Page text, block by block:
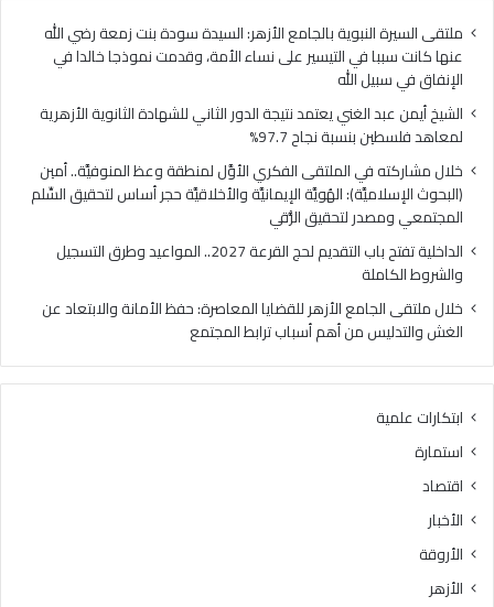
بنسبة
نجاح
97.7%
ملتقى السيرة النبوية بالجامع الأزهر: السيدة سودة بنت زمعة رضي الله
عنها كانت سببا في التيسير على نساء الأمة، وقدمت نموذجا خالدا في
الإنفاق في سبيل الله
الشيخ أيمن عبد الغني يعتمد نتيجة الدور الثاني للشهادة الثانوية الأزهرية
لمعاهد فلسطين بنسبة نجاح 97.7%
خلال مشاركته في الملتقى الفكري الأوَّل لمنطقة وعظ المنوفيَّة.. أمين
(البحوث الإسلاميَّة): الهُويَّة الإيمانيَّة والأخلاقيَّة حجر أساس لتحقيق السِّلم
المجتمعي ومصدر لتحقيق الرُّقي
الداخلية تفتح باب التقديم لحج القرعة 2027.. المواعيد وطرق التسجيل
والشروط الكاملة
خلال ملتقى الجامع الأزهر للقضايا المعاصرة: حفظ الأمانة والابتعاد عن
الغش والتدليس من أهم أسباب ترابط المجتمع
ابتكارات علمية
استمارة
اقتصاد
الأخبار
الأروقة
الأزهر